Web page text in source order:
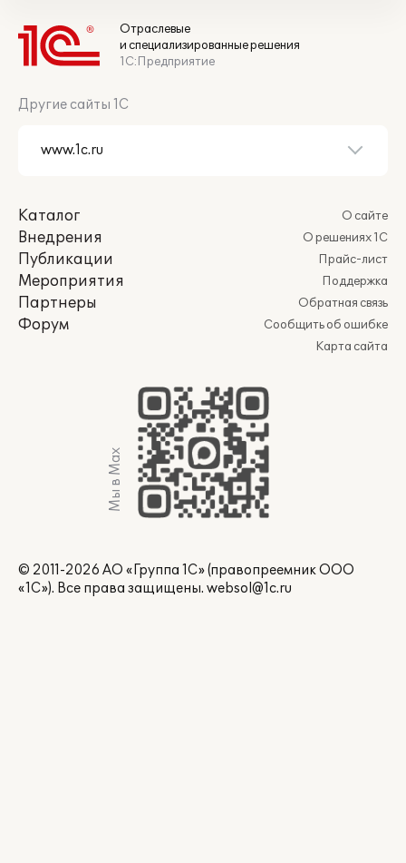
Отраслевые
и специализированные решения
1С:Предприятие
Другие сайты 1С
Каталог
Внедрения
Публикации
Мероприятия
Партнеры
Форум
О сайте
О решениях 1С
Прайс-лист
Поддержка
Обратная связь
Сообщить об ошибке
Карта сайта
Мы в Max
© 2011-2026 АО «Группа 1С» (правопреемник ООО
«1С»). Все права защищены. websol@1c.ru